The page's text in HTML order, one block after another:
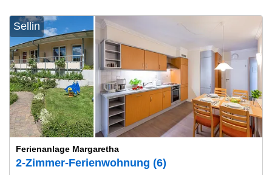
Sellin
Ferienanlage Margaretha
2-Zimmer-Ferienwohnung (6)